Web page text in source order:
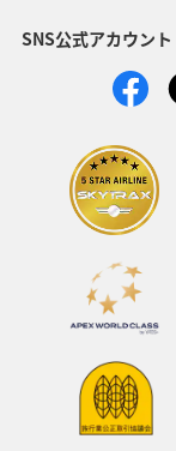
SNS公式アカウント